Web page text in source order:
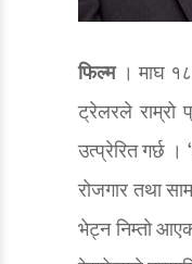
फिल्म। माघ १८
ट्रेलरले राम्रो
उत्प्रेरित गर्छ ।
रोजगार तथा
भेट्न निम्तो